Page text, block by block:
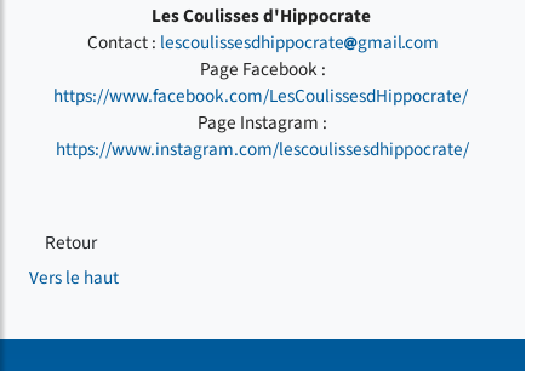
Les Coulisses d'Hippocrate
Contact : lescoulissesdhippocrate gmailcom
Page Facebook :
https://www.facebook.com/LesCoulissesdHippocrate/
Page Instagram :
https://www.instagram.com/lescoulissesdhippocrate/
Retour
Vers le haut